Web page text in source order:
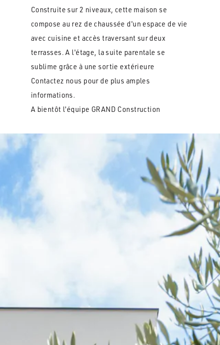
Construite sur 2 niveaux, cette maison se
compose au rez de chaussée d'un espace de vie
avec cuisine et accès traversant sur deux
terrasses. A l'étage, la suite parentale se
sublime grâce à une sortie extérieure
Contactez nous pour de plus amples
informations.
A bientôt l'équipe GRAND Construction